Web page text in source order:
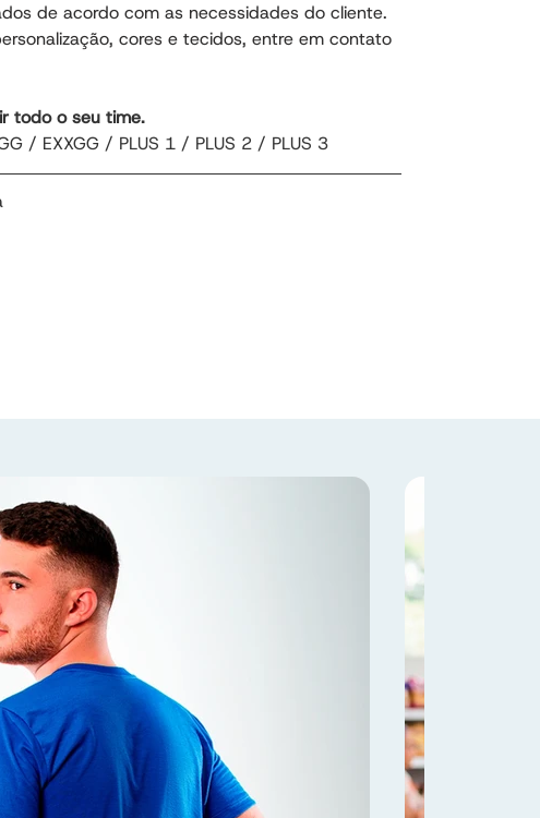
de acordo com as necessidades do cliente.
cores e tecidos, entre em contato
todo o seu time.
EXXGG / PLUS 1 / PLUS 2 / PLUS 3